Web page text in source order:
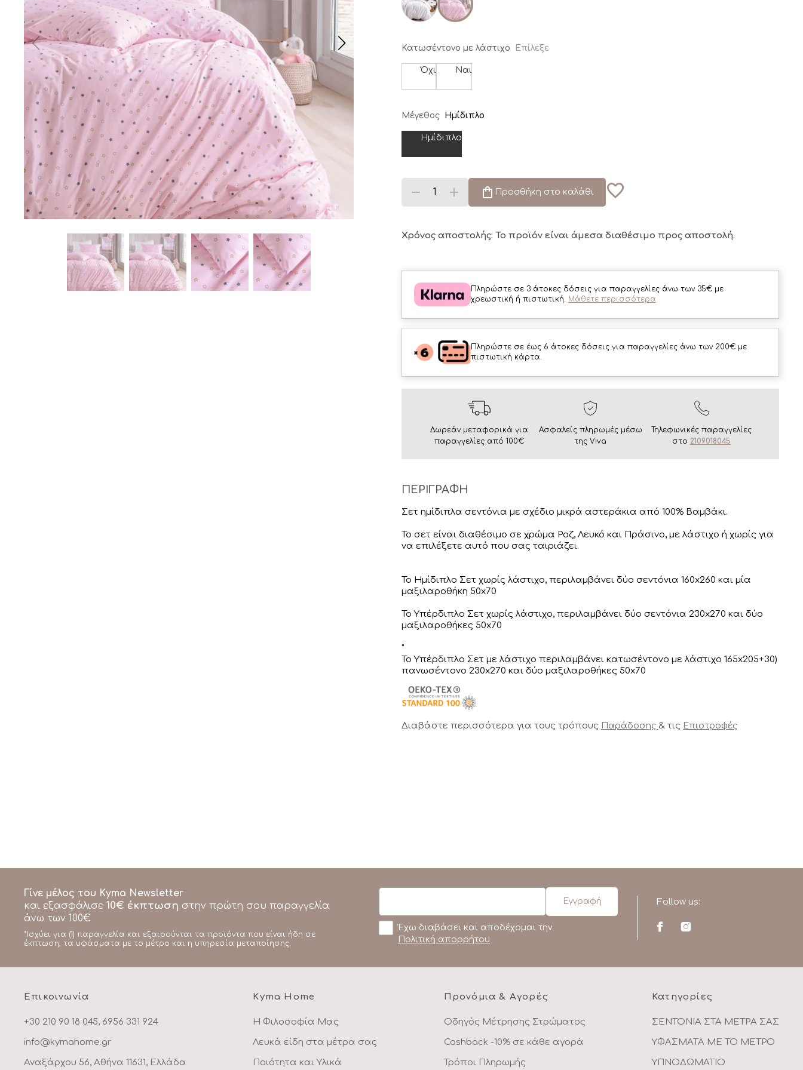
Κατωσέντονο με λάστιχο Επίλεξε
Όχι Ναι
Μέγεθος Ημίδιπλο
Ημίδιπλο
Προσθήκη στο καλάθι
Χρόνος αποστολής: Το προϊόν είναι άμεσα διαθέσιμο προς αποστολή.
Πληρώστε σε 3 άτοκες δόσεις για παραγγελίες άνω των 35€ με
χρεωστική ή πιστωτική. Μάθετε περισσότερα
Πληρώστε σε έως 6 άτοκες δόσεις για παραγγελίες άνω των 200€ με
πιστωτική κάρτα.
Δωρεάν μεταφορικά για
παραγγελίες από 100€
Ασφαλείς πληρωμές μέσω
της Viva
Τηλεφωνικές παραγγελίες
στο 2109018045
ΠΕΡΙΓΡΑΦΗ
Σετ ημίδιπλα σεντόνια με σχέδιο μικρά αστεράκια από 100% Βαμβάκι.
Το σετ είναι διαθέσιμο σε χρώμα Ροζ, Λευκό και Πράσινο, με λάστιχο ή χωρίς για
να επιλέξετε αυτό που σας ταιριάζει.
Το Ημίδιπλο Σετ χωρίς λάστιχο, περιλαμβάνει δύο σεντόνια 160x260 και μία
μαξιλαροθήκη 50x70
Το Υπέρδιπλο Σετ χωρίς λάστιχο, περιλαμβάνει δύο σεντόνια 230x270 και δύο
μαξιλαροθήκες 50x70
"
Το Υπέρδιπλο Σετ με λάστιχο περιλαμβάνει κατωσέντονο με λάστιχο 165x205+30)
πανωσέντονο 230x270 και δύο μαξιλαροθήκες 50x70
Διαβάστε περισσότερα για τους τρόπους Παράδοσης & τις Επιστροφές
Γίνε μέλος του Kyma Newsletter
και εξασφάλισε 10€ έκπτωση στην πρώτη σου παραγγελία
άνω των 100€
*Ισχύει για (1) παραγγελία και εξαιρούνται τα προϊόντα που είναι ήδη σε
έκπτωση, τα υφάσματα με το μέτρο και η υπηρεσία μεταποίησης.
Έχω διαβάσει και αποδέχομαι την
Πολιτική απορρήτου
Follow us:
Επικοινωνία
+30 210 90 18 045, 6956 331 924
info@kymahome.gr
Αναξάρχου 56, Αθήνα 11631, Ελλάδα
Kyma Home
Η Φιλοσοφία Μας
Λευκά είδη στα μέτρα σας
Ποιότητα και Υλικά
Προνόμια & Αγορές
Οδηγός Μέτρησης Στρώματος
Cashback -10% σε κάθε αγορά
Τρόποι Πληρωμής
Κατηγορίες
ΣΕΝΤΟΝΙΑ ΣΤΑ ΜΕΤΡΑ ΣΑΣ
ΥΦΑΣΜΑΤΑ ΜΕ ΤΟ ΜΕΤΡΟ
ΥΠΝΟΔΩΜΑΤΙΟ